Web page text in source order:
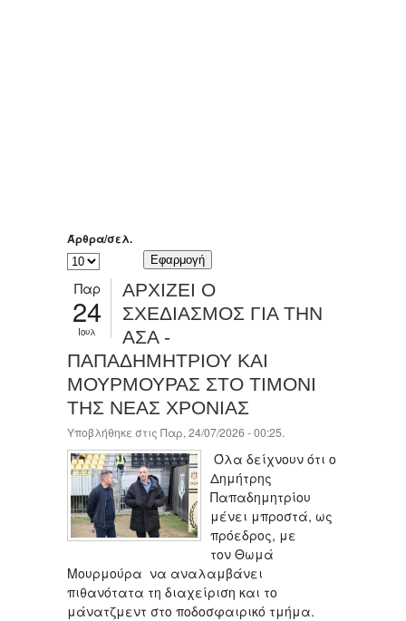
Άρθρα/σελ.
Παρ
24
Ιουλ
ΑΡΧΙΖΕΙ Ο
ΣΧΕΔΙΑΣΜΟΣ ΓΙΑ ΤΗΝ
ΑΣΑ -
ΠΑΠΑΔΗΜΗΤΡΙΟΥ ΚΑΙ
ΜΟΥΡΜΟΥΡΑΣ ΣΤΟ ΤΙΜΟΝΙ
ΤΗΣ ΝΕΑΣ ΧΡΟΝΙΑΣ
Υποβλήθηκε στις Παρ, 24/07/2026 - 00:25.
Όλα δείχνουν ότι ο
Δημήτρης
Παπαδημητρίου
μένει μπροστά, ως
πρόεδρος, με
τον Θωμά
Μουρμούρα να αναλαμβάνει
πιθανότατα τη διαχείριση και το
μάνατζμεντ στο ποδοσφαιρικό τμήμα.